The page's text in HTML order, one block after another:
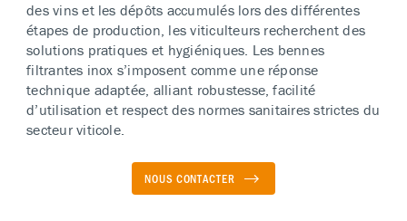
des vins et les dépôts accumulés lors des différentes
étapes de production, les viticulteurs recherchent des
solutions pratiques et hygiéniques. Les bennes
filtrantes inox s’imposent comme une réponse
technique adaptée, alliant robustesse, facilité
d’utilisation et respect des normes sanitaires strictes du
secteur viticole.
NOUS CONTACTER